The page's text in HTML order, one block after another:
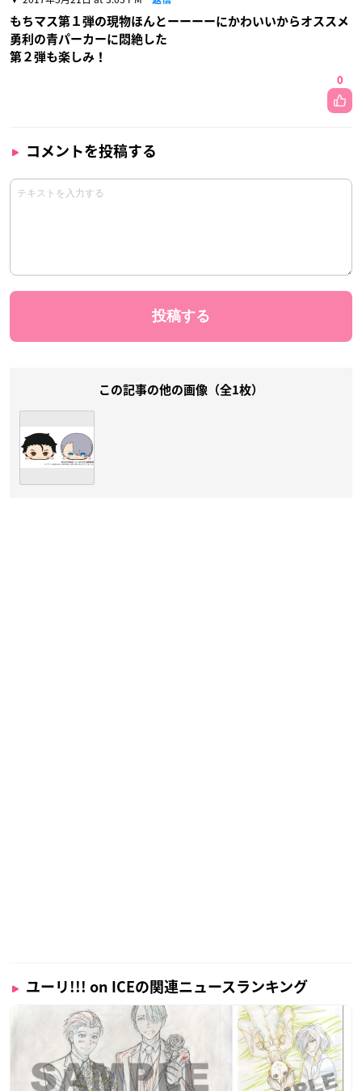
もちマス第１弾の現物ほんとーーーーにかわいいからオススメ
勇利の青パーカーに悶絶した
第２弾も楽しみ！
0
コメントを投稿する
この記事の他の画像（全1枚）
ユーリ!!! on ICEの関連ニュースランキング